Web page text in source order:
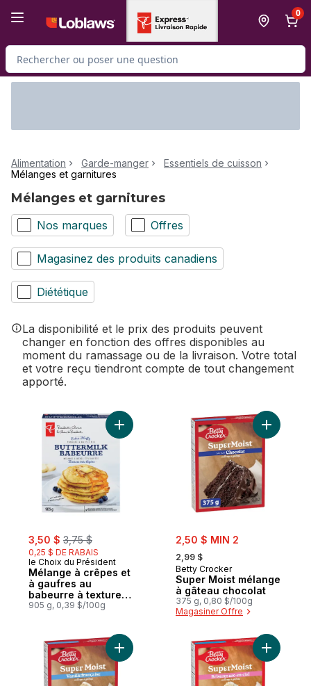
0
Rechercher des produits
Alimentation Garde-manger
Essentiels de cuisson
Mélanges et garnitures
Mélanges et garnitures
Nos marques Offres
Magasinez des produits canadiens
Diététique
La disponibilité et le prix des produits peuvent
changer en fonction des offres disponibles au
moment du ramassage ou de la livraison. Votre total
et votre reçu tiendront compte de tout changement
apporté.
sale:
3,50 $ , formerly:
3,75 $
0,25 $ DE RABAIS
le Choix du Président
Mélange à crêpes et
à gaufres au
babeurre à texture
très légère
905 g, 0,39 $/100g
Ajouter Mélange à crêpes et à gaufres
sale:
2,50 $ MIN 2
, formerly:
2,99 $
Betty Crocker
Super Moist mélange
à gâteau chocolat
375 g, 0,80 $/100g
Magasiner Offre
Ajouter
Ajouter Super Moist mélange à gâteau
Ajouter